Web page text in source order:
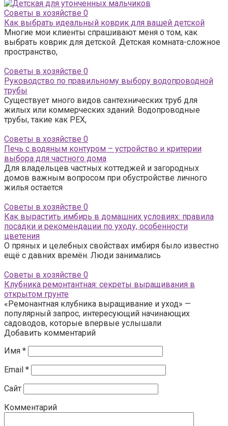
Советы в хозяйстве 0
Как выбрать идеальный коврик для вашей детской
Многие мои клиенты спрашивают меня о том, как
выбрать коврик для детской. Детская комната-сложное
пространство,
Советы в хозяйстве 0
Руководство по правильному выбору водопроводной
трубы
Существует много видов сантехнических труб для
жилых или коммерческих зданий. Водопроводные
трубы, такие как PEX,
Советы в хозяйстве 0
Печь с водяным контуром – устройство и критерии
выбора для частного дома
Для владельцев частных коттеджей и загородных
домов важным вопросом при обустройстве личного
жилья остается
Советы в хозяйстве 0
Как вырастить имбирь в домашних условиях: правила
посадки и рекомендации по уходу, особенности
цветения
О пряных и целебных свойствах имбиря было известно
ещё с давних времён. Люди занимались
Советы в хозяйстве 0
Клубника ремонтантная: секреты выращивания в
открытом грунте
«Ремонантная клубника выращивание и уход» —
популярный запрос, интересующий начинающих
садоводов, которые впервые услышали
Добавить комментарий
Имя *
Email *
Сайт
Комментарий